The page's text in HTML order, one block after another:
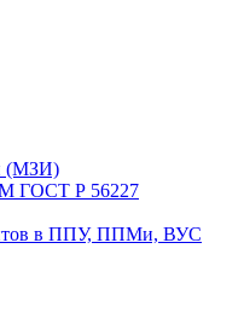
(МЗИ)
ГОСТ Р 56227
в ППУ, ППМи, ВУС